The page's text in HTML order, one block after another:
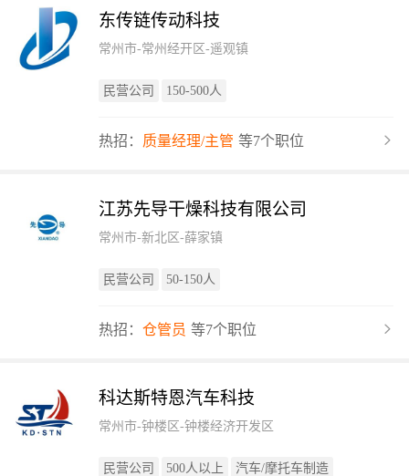
东传链传动科技
常州市-常州经开区-遥观镇
民营公司 150-500人
热招： 质量经理/主管 等7个职位
江苏先导干燥科技有限公司
常州市-新北区-薛家镇
民营公司 50-150人
热招： 仓管员 等7个职位
科达斯特恩汽车科技
常州市-钟楼区-钟楼经济开发区
民营公司 500人以上 汽车/摩托车制造